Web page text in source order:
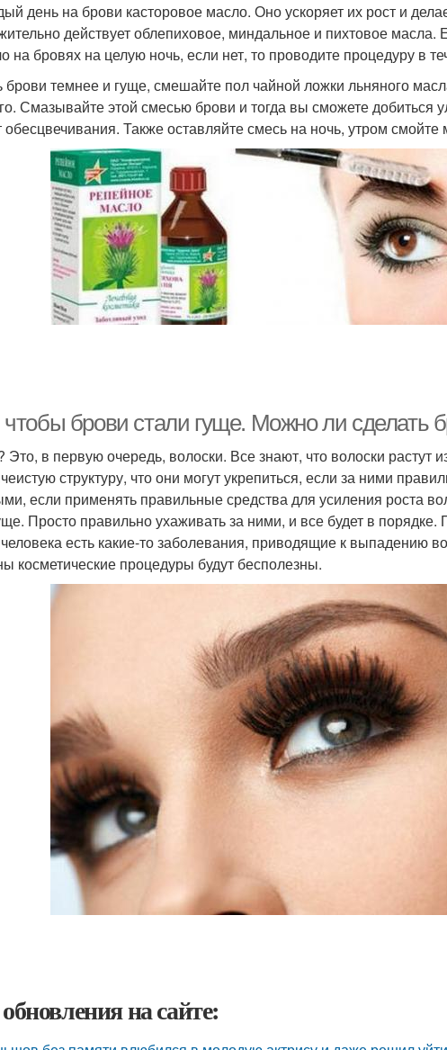
день на брови касторовое масло. Оно ускоряет их рост и
действует облепиховое, миндальное и пихтовое масла.
на бровях на целую ночь, если нет, то проводите процедуру в
брови темнее и гуще, смешайте пол чайной ложки льняного
Смазывайте этой смесью брови и тогда вы сможете добиться
Также оставляйте смесь на ночь, утром
чтобы брови стали гуще. Можно ли сделать
Это, в первую очередь, волоски. Все знают, что волоски растут
структуру, что они могут укрепиться, если за ними
если применять правильные средства для усиления роста
Просто правильно ухаживать за ними, и все будет в порядке.
есть какие-то заболевания, приводящие к выпадению
косметические процедуры будут бесполезны.
на сайте: